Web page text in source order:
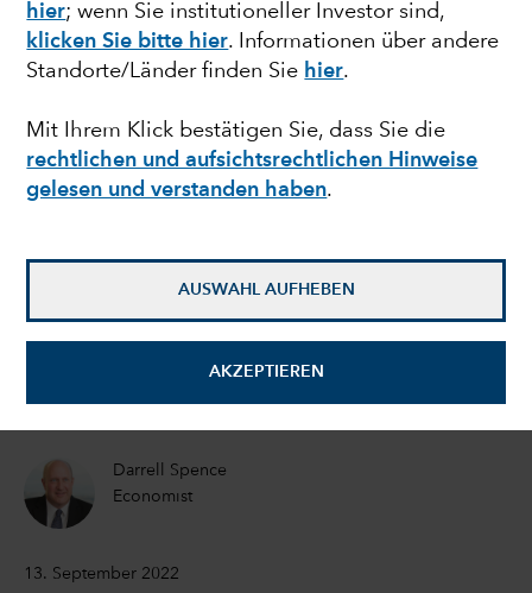
hier; wenn Sie institutioneller Investor sind,
klicken Sie bitte hier. Informationen über andere
Standorte/Länder finden Sie hier.
Mit Ihrem Klick bestätigen Sie, dass Sie die
rechtlichen und aufsichtsrechtlichen Hinweise
gelesen und verstanden haben.
AUSWAHL AUFHEBEN
AKZEPTIEREN
MARKTVOLATILITÄT
Beobachtung der
Rezession: Lehren aus
der Geschichte und
Wirtschaftsindikatoren
Darrell Spence
Economist
13. September 2022